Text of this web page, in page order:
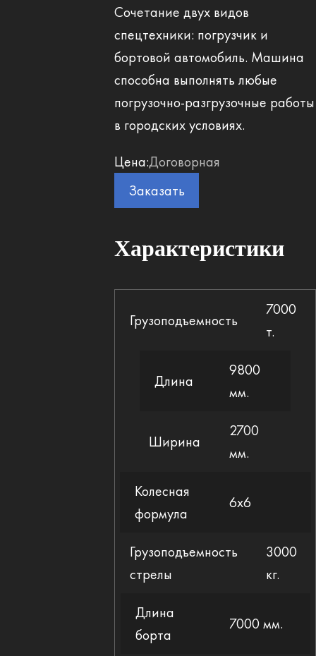
Сочетание двух видов
спецтехники: погрузчик и
бортовой автомобиль. Машина
способна выполнять любые
погрузочно-разгрузочные работы
в городских условиях.
Цена:Договорная
Заказать
Характеристики
Грузоподъемность
7000
т.
Длина
9800
мм.
Ширина
2700
мм.
Колесная
формула
6x6
Грузоподъемность
стрелы
3000
кг.
Длина
борта
7000 мм.